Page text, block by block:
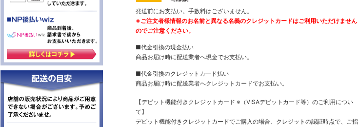
発送前にお支払い。手数料はございません。
※ご注文者様情報のお名前と異なる名義のクレジットカードはご利用いただけません
のでご注意ください。
■代金引換の現金払い
商品お届け時に配送業者へ現金でお支払い。
■代金引換のクレジットカ―ド払い
商品お届け時に配送業者へクレジットカードでお支払い。
【デビット機能付きクレジットカード ※（VISAデビットカード等） のご利用につい
て】
デビット機能付きクレジットカードでご購入の場合、クレジットの認証時点で、ご指